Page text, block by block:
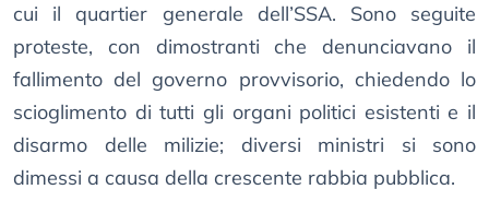
cui il quartier generale dell’SSA. Sono seguite
proteste, con dimostranti che denunciavano il
fallimento del governo provvisorio, chiedendo lo
scioglimento di tutti gli organi politici esistenti e il
disarmo delle milizie; diversi ministri si sono
dimessi a causa della crescente rabbia pubblica.